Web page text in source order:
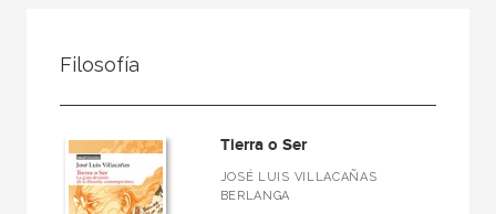
Ciencias humanas y sociales
Filosofía
Filosofía
Tierra o Ser
JOSÉ LUIS VILLACAÑAS
BERLANGA